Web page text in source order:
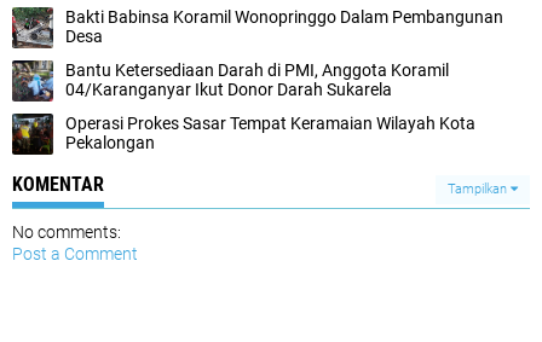
Bakti Babinsa Koramil Wonopringgo Dalam Pembangunan
Desa
Bantu Ketersediaan Darah di PMI, Anggota Koramil
04/Karanganyar Ikut Donor Darah Sukarela
Operasi Prokes Sasar Tempat Keramaian Wilayah Kota
Pekalongan
KOMENTAR Tampilkan
No comments:
Post a Comment